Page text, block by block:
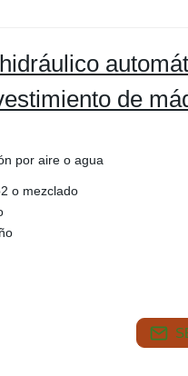
de
por aire o agua
o mezclado